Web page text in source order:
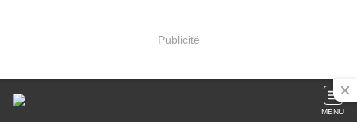
Publicité
MENU